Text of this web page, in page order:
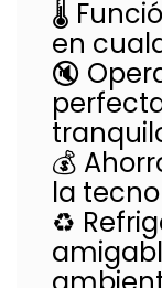
🌡️
en
🔇
💰
la
♻️